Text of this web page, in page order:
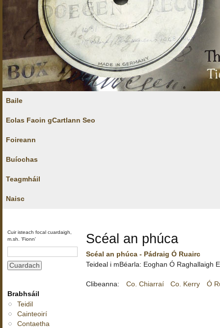
Baile
Eolas Faoin gCartlann Seo
Foireann
Buíochas
Teagmháil
Naisc
Cuir isteach focal cuardaigh,
m.sh. 'Fionn'
Brabhsáil
Teidil
Cainteoirí
Contaetha
Scéal an phúca
Scéal an phúca - Pádraig Ó Ruairc
Teideal i mBéarla: Eoghan Ó Raghallaigh
Clibeanna: Co. Chiarraí Co. Kerry Ó